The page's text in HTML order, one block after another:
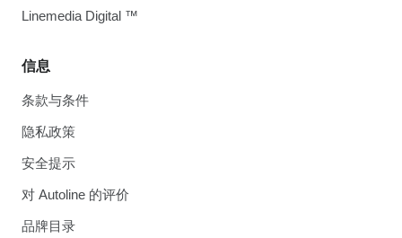
信息
条款与条件
隐私政策
安全提示
对 Autoline 的评价
品牌目录
Linemedia Digital ™